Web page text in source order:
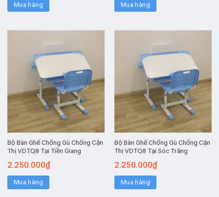
Mua hàng Mua hàng
Bộ Bàn Ghế Chống Gù Chống Cận
Thị VDTQ8 Tại Tiền Giang
2.250.000₫
Mua hàng
Bộ Bàn Ghế Chống Gù Chống Cận
Thị VDTQ8 Tại Sóc Trăng
2.250.000₫
Mua hàng